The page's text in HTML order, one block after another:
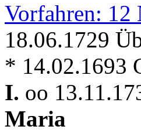
Vorfahren: 12
18.06.1729
* 14.02.1693
I. oo
Maria